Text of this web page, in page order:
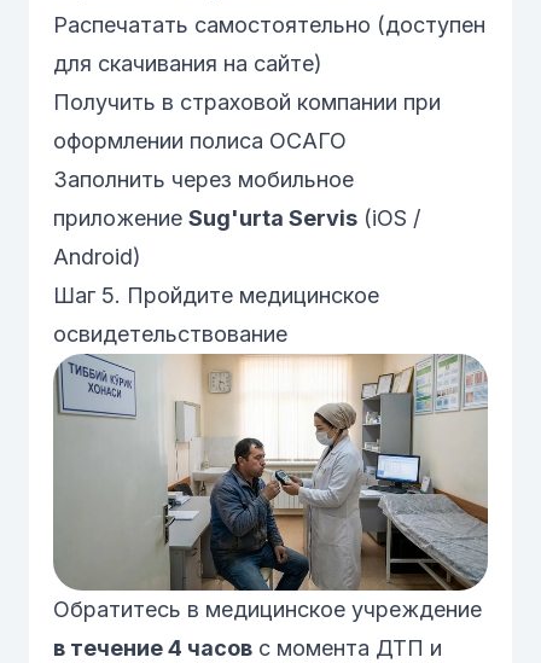
Распечатать самостоятельно (доступен
для скачивания на сайте)
Получить в страховой компании при
оформлении полиса ОСАГО
Заполнить через мобильное
приложение Sug'urta Servis (iOS /
Android)
Шаг 5. Пройдите медицинское
освидетельствование
Обратитесь в медицинское учреждение
в течение 4 часов с момента ДТП и